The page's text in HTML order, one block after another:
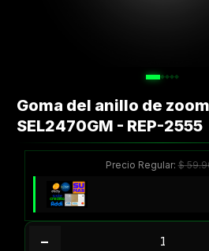
Goma del anillo de
SEL2470GM - REP-2555
Precio Regular:$
−